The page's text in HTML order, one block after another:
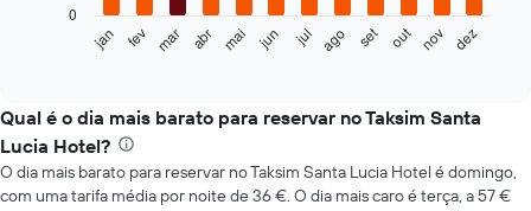
o
preço
médio
de
um
jan fev mar abr mai jun jul ago set out nov dez
0
Qual é o dia mais barato para reservar no Taksim Santa
Lucia Hotel?
O dia mais barato para reservar no Taksim Santa Lucia Hotel é domingo,
com uma tarifa média por noite de 36 €. O dia mais caro é terça, a 57 €